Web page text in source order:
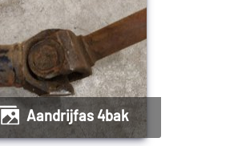
Aandrijfas 4bak